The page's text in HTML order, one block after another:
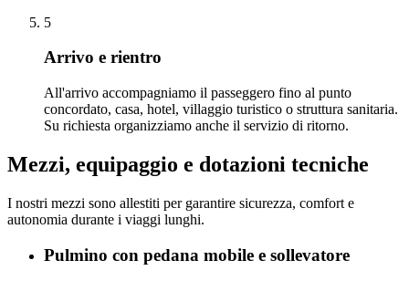
5
Arrivo e rientro
All'arrivo accompagniamo il passeggero fino al punto
concordato, casa, hotel, villaggio turistico o struttura sanitaria.
Su richiesta organizziamo anche il servizio di ritorno.
Mezzi, equipaggio e dotazioni tecniche
I nostri mezzi sono allestiti per garantire sicurezza, comfort e
autonomia durante i viaggi lunghi.
Pulmino con pedana mobile e sollevatore